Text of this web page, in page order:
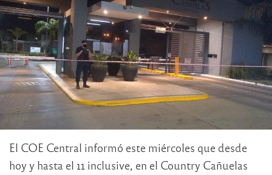
El COE Central informó este miércoles que desde
hoy y hasta el 11 inclusive, en el Country Cañuelas